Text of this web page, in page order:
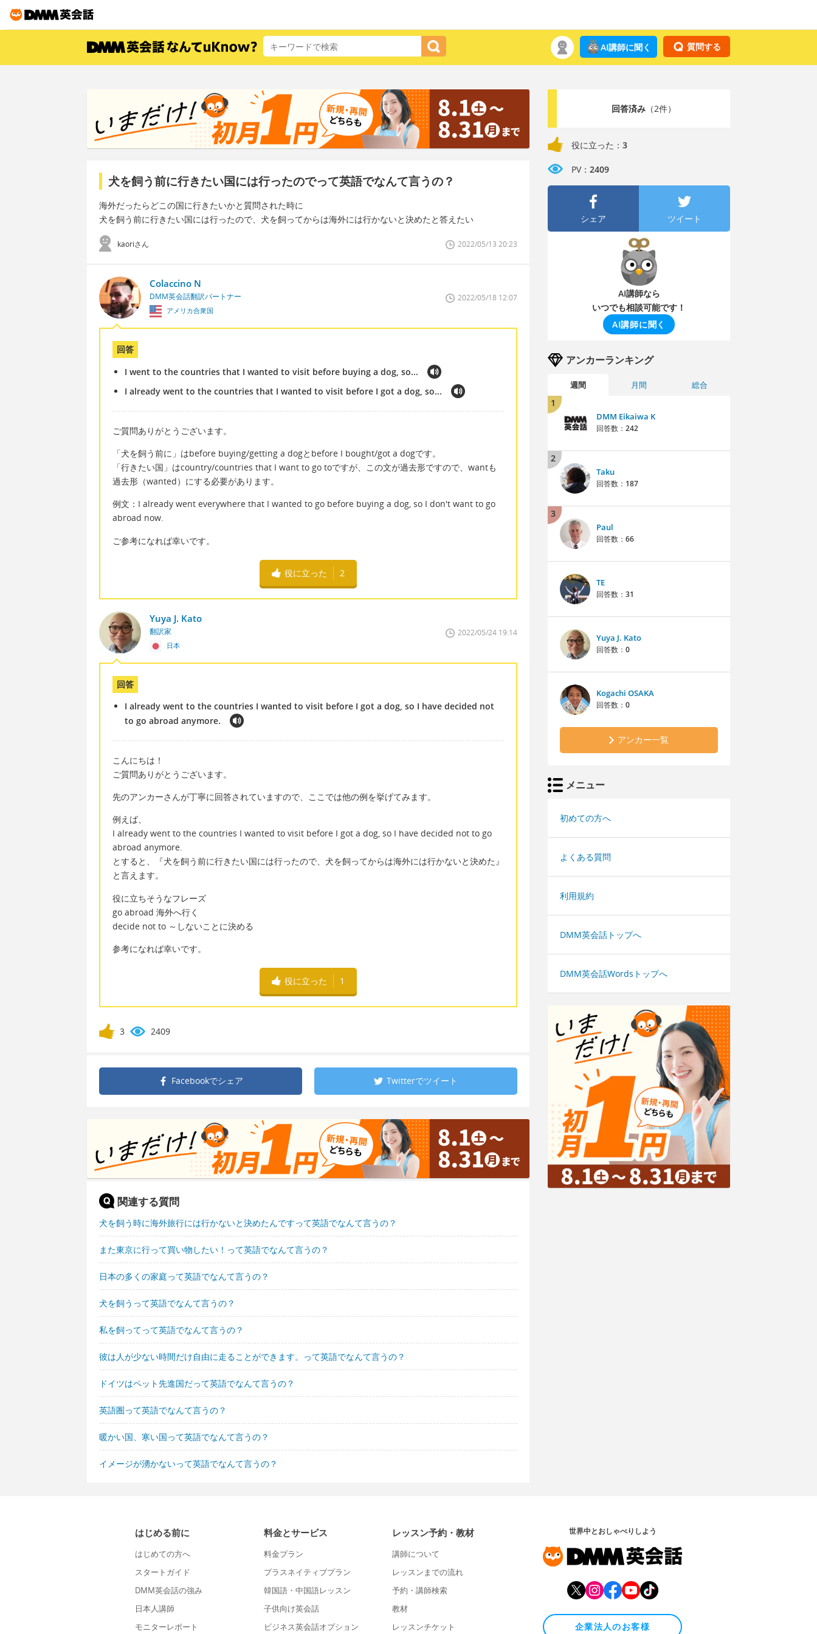
質問する
AI講師に聞く
犬を飼う前に行きたい国には行ったのでって英語でなんて言うの？
海外だったらどこの国に行きたいかと質問された時に
犬を飼う前に行きたい国には行ったので、犬を飼ってからは海外には行かないと決めたと答えたい
kaoriさん 2022/05/13 20:23
Colaccino N
DMM英会話翻訳パートナー
アメリカ合衆国
2022/05/18 12:07
回答
I went to the countries that I wanted to visit before buying a dog, so...
I already went to the countries that I wanted to visit before I got a dog, so...
ご質問ありがとうございます。
「犬を飼う前に」はbefore buying/getting a dogとbefore I bought/got a dogです。
「行きたい国」はcountry/countries that I want to go toですが、この文が過去形ですので、wantも
過去形（wanted）にする必要があります。
例文：I already went everywhere that I wanted to go before buying a dog, so I don't want to go
abroad now.
ご参考になれば幸いです。
役に立った 2
Yuya J. Kato
翻訳家
日本
2022/05/24 19:14
回答
I already went to the countries I wanted to visit before I got a dog, so I have decided not
to go abroad anymore.
こんにちは！
ご質問ありがとうございます。
先のアンカーさんが丁寧に回答されていますので、ここでは他の例を挙げてみます。
例えば、
I already went to the countries I wanted to visit before I got a dog, so I have decided not to go
abroad anymore.
とすると、『犬を飼う前に行きたい国には行ったので、犬を飼ってからは海外には行かないと決めた』
と言えます。
役に立ちそうなフレーズ
go abroad 海外へ行く
decide not to ～しないことに決める
参考になれば幸いです。
役に立った 1
3 2409
Facebookでシェア Twitterでツイート
関連する質問
犬を飼う時に海外旅行には行かないと決めたんですって英語でなんて言うの？
また東京に行って買い物したい！って英語でなんて言うの？
日本の多くの家庭って英語でなんて言うの？
犬を飼うって英語でなんて言うの？
私を飼ってって英語でなんて言うの？
彼は人が少ない時間だけ自由に走ることができます。って英語でなんて言うの？
ドイツはペット先進国だって英語でなんて言うの？
英語圏って英語でなんて言うの？
暖かい国、寒い国って英語でなんて言うの？
イメージが湧かないって英語でなんて言うの？
回答済み（2件）
役に立った： 3
PV： 2409
シェア ツイート
AI講師なら
いつでも相談可能です！
AI講師に聞く
アンカーランキング
週間 月間 総合
1
DMM Eikaiwa K
回答数： 242
2
Taku
回答数： 187
3
Paul
回答数： 66
TE
回答数： 31
Yuya J. Kato
回答数： 0
Kogachi OSAKA
回答数： 0
アンカー一覧
メニュー
初めての方へ
よくある質問
利用規約
DMM英会話トップへ
DMM英会話Wordsトップへ
はじめる前に
はじめての方へ
スタートガイド
DMM英会話の強み
日本人講師
モニターレポート
料金とサービス
料金プラン
プラスネイティブプラン
韓国語・中国語レッスン
子供向け英会話
ビジネス英会話オプション
レッスン予約・教材
講師について
レッスンまでの流れ
予約・講師検索
教材
レッスンチケット
世界中とおしゃべりしよう
企業法人のお客様